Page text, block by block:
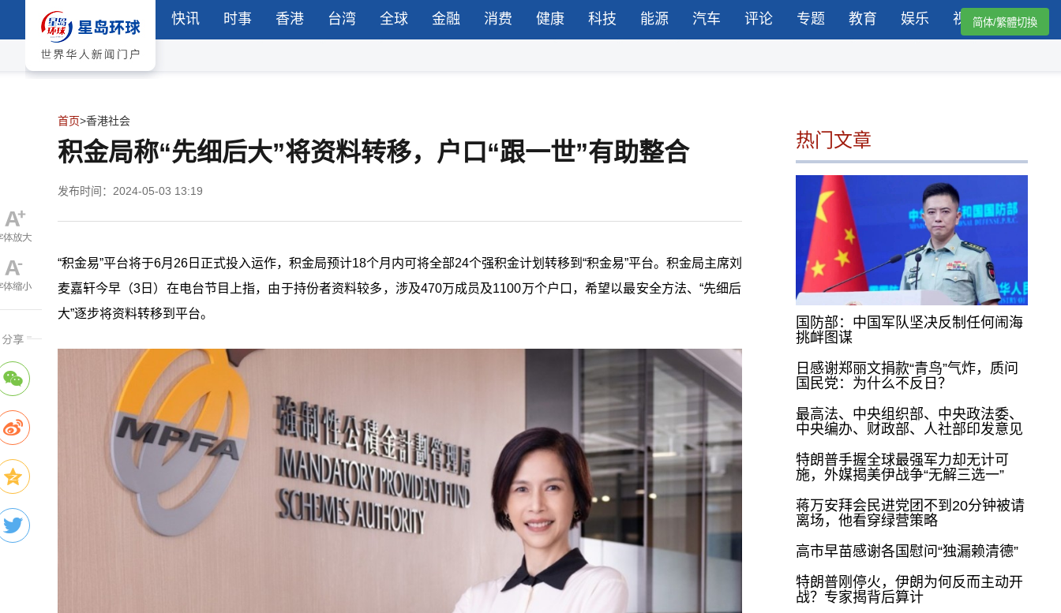
快讯 时事 香港 台湾 全球 金融 消费 健康 科技 能源 汽车 评论 专题 教育 娱乐 视频简体/繁體切換
首页>香港社会
积金局称“先细后大”将资料转移，户口“跟一世”有助整合
发布时间：2024-05-03 13:19
“积金易”平台将于6月26日正式投入运作，积金局预计18个月内可将全部24个强积金计划转移到“积金易”平台。积金局主席刘
麦嘉轩今早（3日）在电台节目上指，由于持份者资料较多，涉及470万成员及1100万个户口，希望以最安全方法、“先细后
大”逐步将资料转移到平台。
热门文章
国防部：中国军队坚决反制任何闹海
挑衅图谋
日感谢郑丽文捐款“青鸟”气炸，质问
国民党：为什么不反日？
最高法、中央组织部、中央政法委、
中央编办、财政部、人社部印发意见
特朗普手握全球最强军力却无计可
施，外媒揭美伊战争“无解三选一”
蒋万安拜会民进党团不到20分钟被请
离场，他看穿绿营策略
高市早苗感谢各国慰问“独漏赖清德”
特朗普刚停火，伊朗为何反而主动开
战？专家揭背后算计